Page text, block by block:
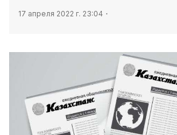
17 апреля 2022 г. 23:04